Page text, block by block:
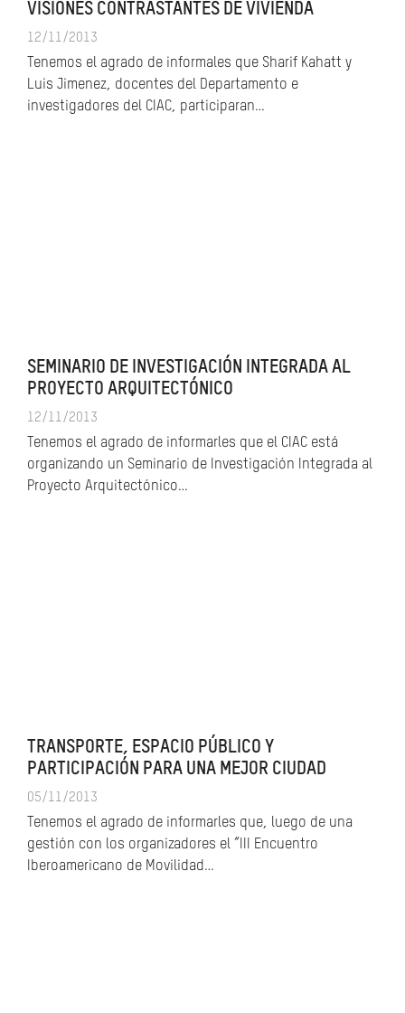
VISIONES CONTRASTANTES DE VIVIENDA
12/11/2013
Tenemos el agrado de informales que Sharif Kahatt y
Luis Jimenez, docentes del Departamento e
investigadores del CIAC, participaran…
SEMINARIO DE INVESTIGACIÓN INTEGRADA AL
PROYECTO ARQUITECTÓNICO
12/11/2013
Tenemos el agrado de informarles que el CIAC está
organizando un Seminario de Investigación Integrada al
Proyecto Arquitectónico…
TRANSPORTE, ESPACIO PÚBLICO Y
PARTICIPACIÓN PARA UNA MEJOR CIUDAD
05/11/2013
Tenemos el agrado de informarles que, luego de una
gestión con los organizadores el “III Encuentro
Iberoamericano de Movilidad…